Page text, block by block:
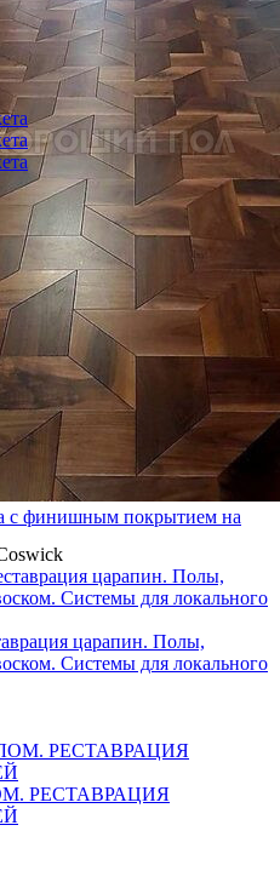
финишным покрытием на
царапин. Полы,
Системы для локального
РЕСТАВРАЦИЯ